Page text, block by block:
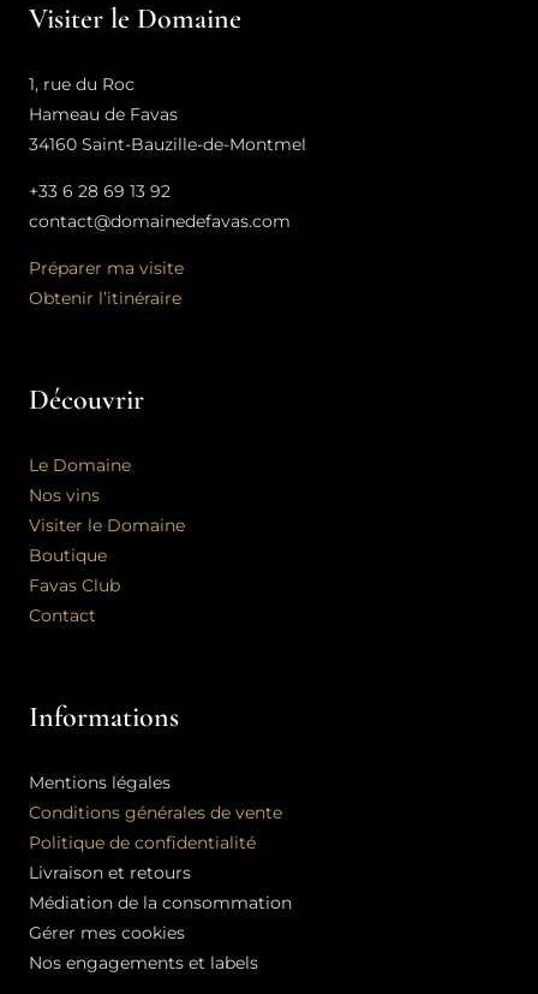
Visiter le Domaine
1, rue du Roc
Hameau de Favas
34160 Saint-Bauzille-de-Montmel
+33 6 28 69 13 92
contact@domainedefavas.com
Préparer ma visite
Obtenir l’itinéraire
Découvrir
Le Domaine
Nos vins
Visiter le Domaine
Boutique
Favas Club
Contact
Informations
Mentions légales
Conditions générales de vente
Politique de confidentialité
Livraison et retours
Médiation de la consommation
Gérer mes cookies
Nos engagements et labels